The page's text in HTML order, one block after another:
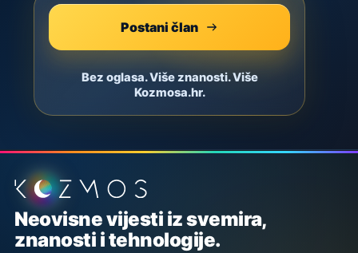
Postani član
Bez oglasa. Više znanosti. Više
Kozmosa.hr.
Podnožje stranice
Neovisne vijesti iz svemira,
znanosti i tehnologije.